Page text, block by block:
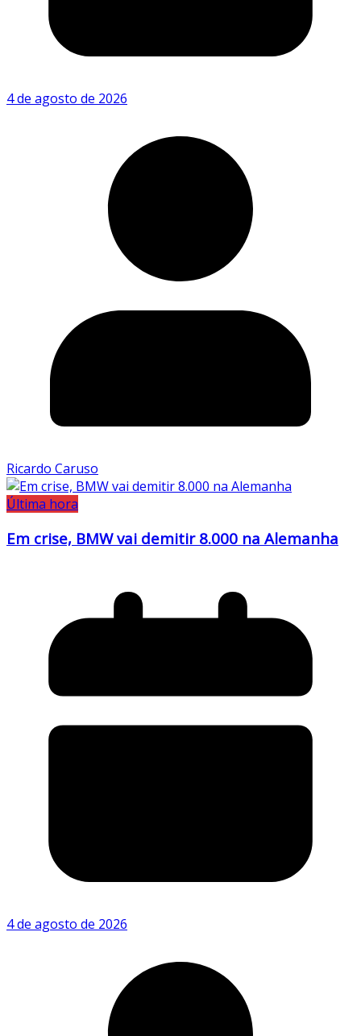
4 de agosto de 2026
Ricardo Caruso
Última hora
Em crise, BMW vai demitir 8.000 na Alemanha
4 de agosto de 2026